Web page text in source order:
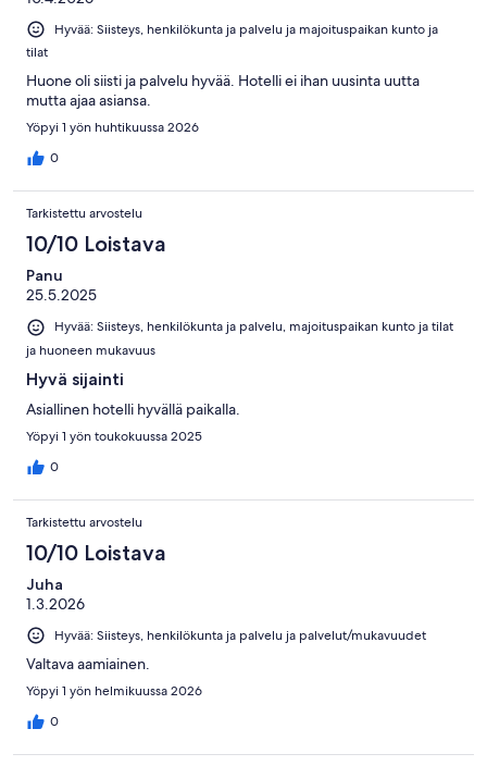
Hyvää: Siisteys, henkilökunta ja palvelu ja majoituspaikan kunto ja
tilat
Huone oli siisti ja palvelu hyvää. Hotelli ei ihan uusinta uutta
mutta ajaa asiansa.
Yöpyi 1 yön huhtikuussa 2026
0
Tarkistettu arvostelu
10/10 Loistava
Panu
25.5.2025
Hyvää: Siisteys, henkilökunta ja palvelu, majoituspaikan kunto ja tilat
ja huoneen mukavuus
Hyvä sijainti
Asiallinen hotelli hyvällä paikalla.
Yöpyi 1 yön toukokuussa 2025
0
Tarkistettu arvostelu
10/10 Loistava
Juha
1.3.2026
Hyvää: Siisteys, henkilökunta ja palvelu ja palvelut/mukavuudet
Valtava aamiainen.
Yöpyi 1 yön helmikuussa 2026
0